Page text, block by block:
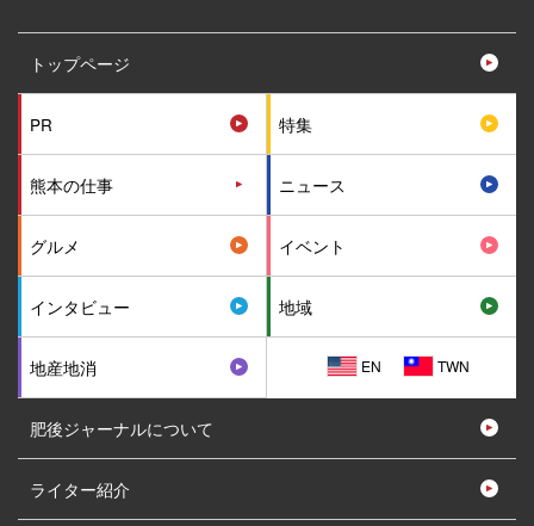
トップページ
PR 特集
熊本の仕事 ニュース
グルメ イベント
インタビュー 地域
地産地消 EN TWN
肥後ジャーナルについて
ライター紹介